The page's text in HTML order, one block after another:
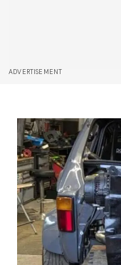
ADVERTISEMENT